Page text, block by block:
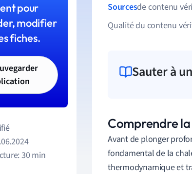
pour
modifier
fiches.
30 min
Sourcesde contenu
Qualité du contenu
Sauter à
Comprendre
Avant de plonger
fondamental de la
thermodynamique et